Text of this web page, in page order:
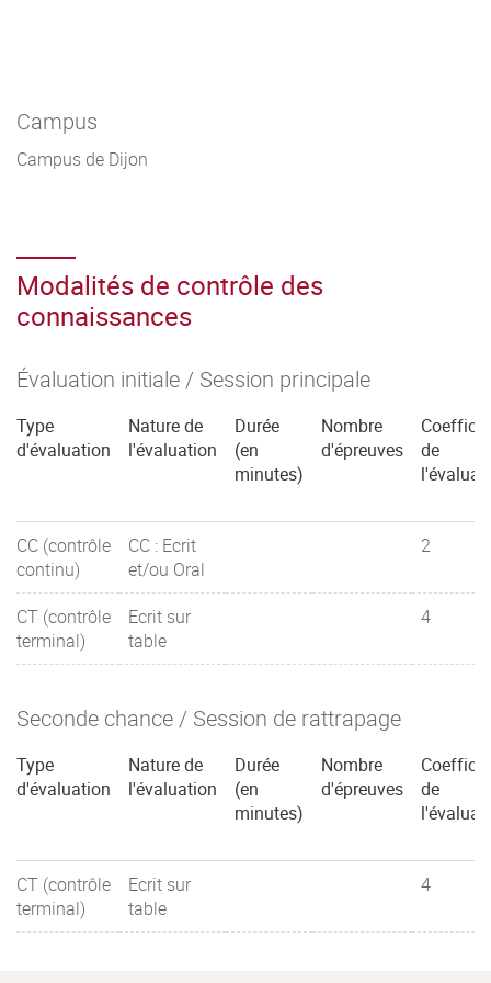
Campus
Campus de Dijon
Modalités de contrôle des
connaissances
Évaluation initiale / Session principale
Type
d'évaluation
Nature de
l'évaluation
Durée
(en
minutes)
Nombre
d'épreuves
de
CC (contrôle
continu)
CC : Ecrit
et/ou Oral
2
CT (contrôle
terminal)
Ecrit sur
table
4
Seconde chance / Session de rattrapage
Type
d'évaluation
Nature de
l'évaluation
Durée
(en
minutes)
Nombre
d'épreuves
de
CT (contrôle
terminal)
Ecrit sur
table
4